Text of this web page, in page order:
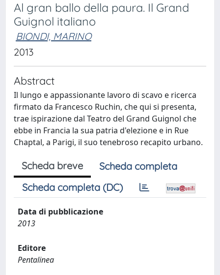
Al gran ballo della paura. Il Grand
Guignol italiano
BIONDI, MARINO
2013
Abstract
Il lungo e appassionante lavoro di scavo e ricerca
firmato da Francesco Ruchin, che qui si presenta,
trae ispirazione dal Teatro del Grand Guignol che
ebbe in Francia la sua patria d'elezione e in Rue
Chaptal, a Parigi, il suo tenebroso recapito urbano.
Scheda breve
Scheda completa
Scheda completa (DC)
Data di pubblicazione
2013
Editore
Pentalinea